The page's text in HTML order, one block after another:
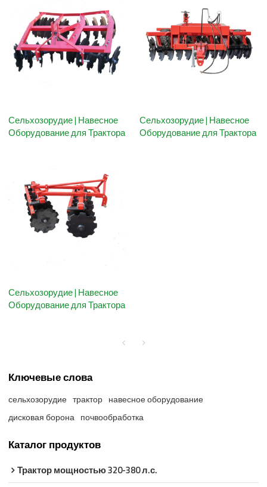
Сельхозорудие | Навесное
Оборудование для Трактора
Сельхозорудие | Навесное
Оборудование для Трактора
Сельхозорудие | Навесное
Оборудование для Трактора
Ключевые слова
сельхозорудие трактор навесное оборудование
дисковая борона почвообработка
Каталог продуктов
Трактор мощностью 320-380 л.с.